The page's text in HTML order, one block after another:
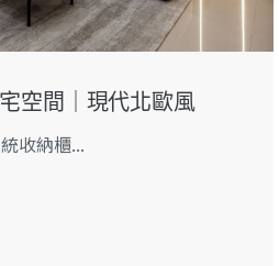
空間｜現代北歐風
收納櫃...